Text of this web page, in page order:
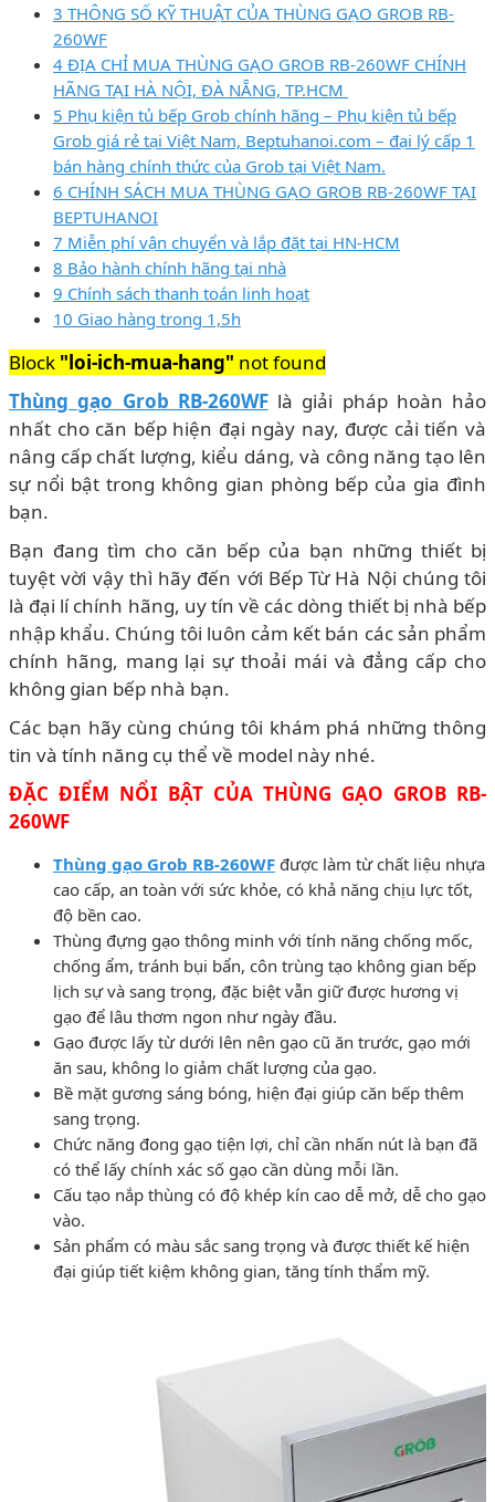
3 THÔNG SỐ KỸ THUẬT CỦA THÙNG GẠO GROB RB-
260WF
4 ĐỊA CHỈ MUA THÙNG GẠO GROB RB-260WF CHÍNH
HÃNG TẠI HÀ NỘI, ĐÀ NẴNG, TP.HCM
5 Phụ kiện tủ bếp Grob chính hãng – Phụ kiện tủ bếp
Grob giá rẻ tại Việt Nam, Beptuhanoi.com – đại lý cấp 1
bán hàng chính thức của Grob tại Việt Nam.
6 CHÍNH SÁCH MUA THÙNG GẠO GROB RB-260WF TẠI
BEPTUHANOI
7 Miễn phí vận chuyển và lắp đặt tại HN-HCM
8 Bảo hành chính hãng tại nhà
9 Chính sách thanh toán linh hoạt
10 Giao hàng trong 1,5h
Block "loi-ich-mua-hang" not found
Thùng gạo Grob RB-260WF là giải pháp hoàn hảo
nhất cho căn bếp hiện đại ngày nay, được cải tiến và
nâng cấp chất lượng, kiểu dáng, và công năng tạo lên
sự nổi bật trong không gian phòng bếp của gia đình
bạn.
Bạn đang tìm cho căn bếp của bạn những thiết bị
tuyệt vời vậy thì hãy đến với Bếp Từ Hà Nội chúng tôi
là đại lí chính hãng, uy tín về các dòng thiết bị nhà bếp
nhập khẩu. Chúng tôi luôn cảm kết bán các sản phẩm
chính hãng, mang lại sự thoải mái và đẳng cấp cho
không gian bếp nhà bạn.
Các bạn hãy cùng chúng tôi khám phá những thông
tin và tính năng cụ thể về model này nhé.
ĐẶC ĐIỂM NỔI BẬT CỦA THÙNG GẠO GROB RB-
260WF
Thùng gạo Grob RB-260WF được làm từ chất liệu nhựa
cao cấp, an toàn với sức khỏe, có khả năng chịu lực tốt,
độ bền cao.
Thùng đựng gạo thông minh với tính năng chống mốc,
chống ẩm, tránh bụi bẩn, côn trùng tạo không gian bếp
lịch sự và sang trọng, đặc biệt vẫn giữ được hương vị
gạo để lâu thơm ngon như ngày đầu.
Gạo được lấy từ dưới lên nên gạo cũ ăn trước, gạo mới
ăn sau, không lo giảm chất lượng của gạo.
Bề mặt gương sáng bóng, hiện đại giúp căn bếp thêm
sang trọng.
Chức năng đong gạo tiện lợi, chỉ cần nhấn nút là bạn đã
có thể lấy chính xác số gạo cần dùng mỗi lần.
Cấu tạo nắp thùng có độ khép kín cao dễ mở, dễ cho gạo
vào.
Sản phẩm có màu sắc sang trọng và được thiết kế hiện
đại giúp tiết kiệm không gian, tăng tính thẩm mỹ.